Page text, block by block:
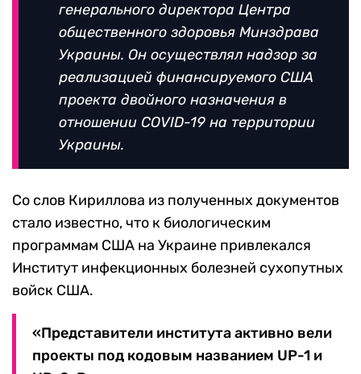
генерального директора Центра
общественного здоровья Минздрава
Украины. Он осуществлял надзор за
реализацией финансируемого США
проекта двойного назначения в
отношении COVID-19 на территории
Украины.
Со слов Кириллова из полученных документов
стало известно, что к биологическим
программам США на Украине привлекался
Институт инфекционных болезней сухопутных
войск США.
«Представители института активно вели
проекты под кодовым названием UP-1 и